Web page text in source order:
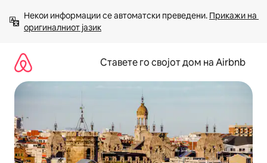
содржина
Некои информации се автоматски преведени. Прикажи на
оригиналниот јазик
Ставете го својот дом на Airbnb